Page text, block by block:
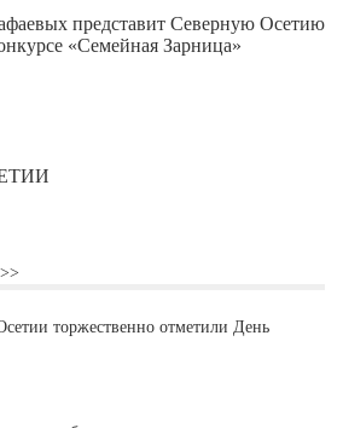
представит Северную Осетию
«Семейная Зарница»
торжественно отметили День